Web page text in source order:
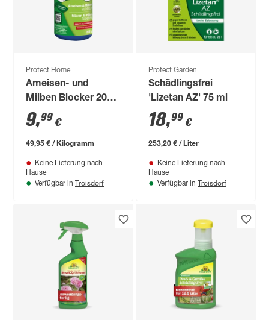
Protect Home
Ameisen- und
Milben Blocker 200
g
9,99 €
49,95 € / Kilogramm
Keine Lieferung nach
Hause
Verfügbar in Troisdorf
Protect Garden
Schädlingsfrei
'Lizetan AZ' 75 ml
18,99 €
253,20 € / Liter
Keine Lieferung nach
Hause
Verfügbar in Troisdorf